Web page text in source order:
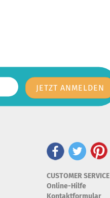
CUSTOMER SERVICE
Online-Hilfe
Kontaktformular